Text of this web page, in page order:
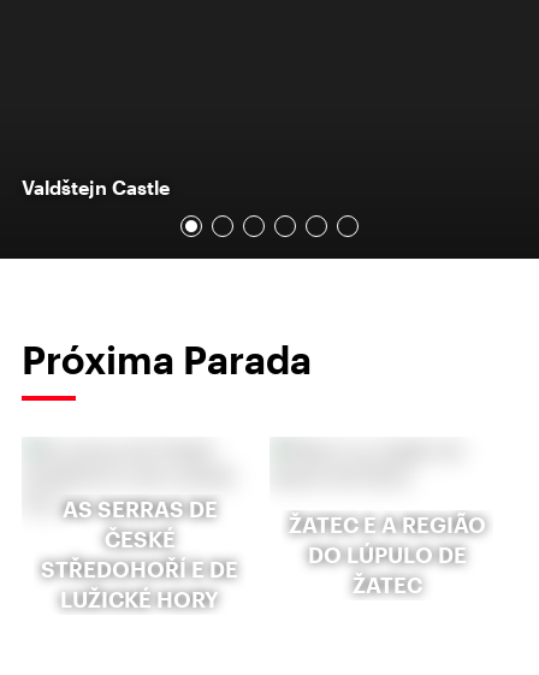
Valdštejn Castle
Próxima Parada
AS SERRAS DE
ČESKÉ
STŘEDOHOŘÍ E DE
LUŽICKÉ HORY
ŽATEC E A REGIÃO
DO LÚPULO DE
ŽATEC